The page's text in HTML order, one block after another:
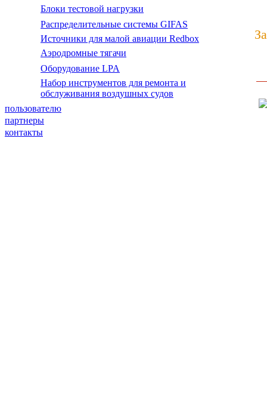
Блоки тестовой нагрузки
Распределительные системы GIFAS
Источники для малой авиации Redbox
Аэродромные тягачи
Оборудование LPA
Набор инструментов для ремонта и
обслуживания воздушных судов
пользователю
партнеры
контакты